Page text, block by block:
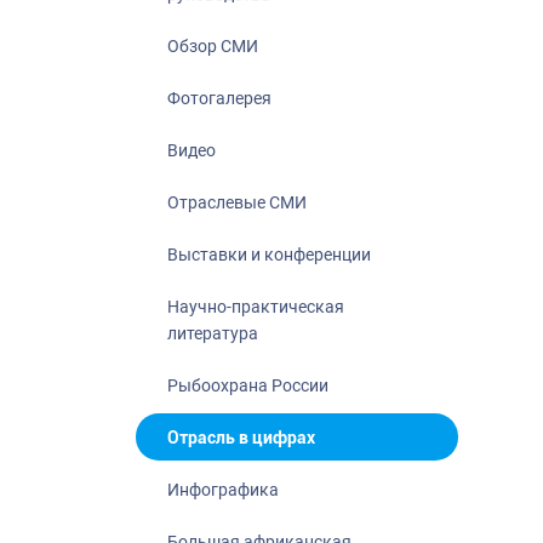
Большая
Укрепление
События в
Обзор СМИ
Фотогалерея
Видео
Отраслевые СМИ
Выставки и конференции
Научно-практическая
литература
Рыбоохрана России
Отрасль в цифрах
Инфографика